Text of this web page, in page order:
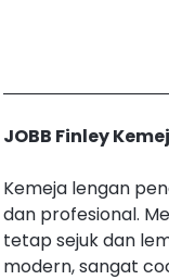
JOBB Finley
Kemeja lengan
dan profesional.
tetap sejuk dan
modern, sangat